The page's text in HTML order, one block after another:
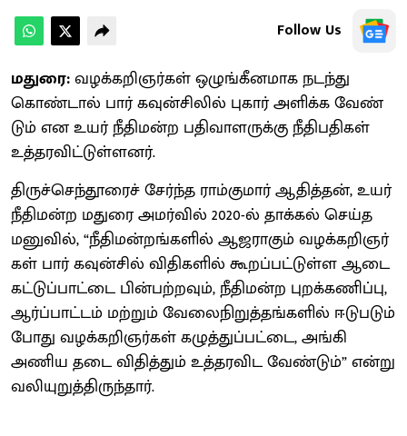
Follow Us
மதுரை:வழக்​கறிஞர்​கள் ஒழுங்​கீன​மாக நடந்து
கொண்​டால் பார் கவுன்​சிலில் புகார் அளிக்க வேண்​
டும் என உயர் நீதி​மன்ற பதிவாள​ருக்கு நீதிப​தி​கள்
உத்​தர​விட்​டுள்​ளனர்.
திருச்​செந்​தூரைச் சேர்ந்த ராம்​கு​மார் ஆதித்​தன், உயர்
நீதி​மன்ற மதுரை அமர்​வில் 2020-ல் தாக்​கல் செய்த
மனு​வில், “நீ​தி​மன்​றங்​களில் ஆஜராகும் வழக்​கறிஞர்​
கள் பார் கவுன்​சில் விதி​களில் கூறப்​பட்​டுள்ள ஆடை
கட்டுப்​பாட்டை பின்​பற்​ற​வும், நீதி​மன்ற புறக்​கணிப்​பு,
ஆர்ப்​பாட்​டம் மற்​றும் வேலைநிறுத்​தங்​களில் ஈடு​படும்​
போது வழக்கறிஞர்கள் கழுத்​துப்​பட்​டை, அங்கி
அணிய தடை விதித்​தும் உத்​தர​விட வேண்​டும்” என்று
வலி​யுறுத்​திருந்​தார்.